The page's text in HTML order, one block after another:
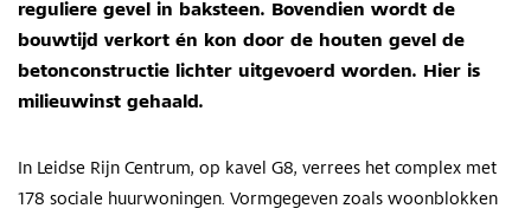
reguliere gevel in baksteen. Bovendien wordt de
bouwtijd verkort én kon door de houten gevel de
betonconstructie lichter uitgevoerd worden. Hier is
milieuwinst gehaald.
In Leidse Rijn Centrum, op kavel G8, verrees het complex met
178 sociale huurwoningen. Vormgegeven zoals woonblokken